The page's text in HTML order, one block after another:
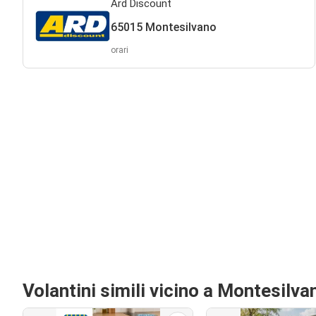
Ard Discount
65015 Montesilvano
orari
Volantini simili vicino a